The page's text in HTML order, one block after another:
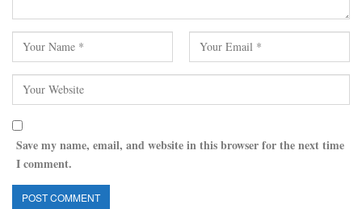
Save my name, email, and website in this browser for the next time
I comment.